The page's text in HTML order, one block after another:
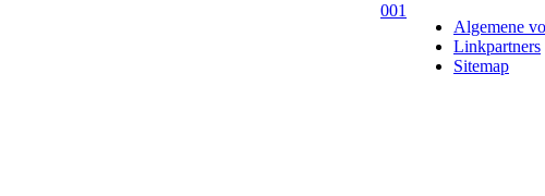
Algemene
Linkpartners
Sitemap